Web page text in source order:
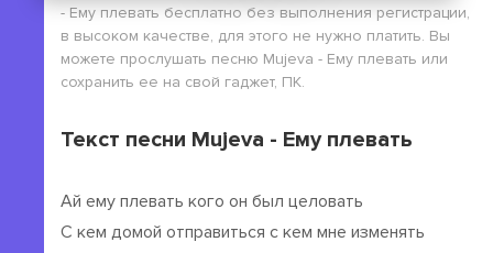
- Ему плевать бесплатно без выполнения регистрации,
в высоком качестве, для этого не нужно платить. Вы
можете прослушать песню Mujeva - Ему плевать или
сохранить ее на свой гаджет, ПК.
Текст песни Mujeva - Ему плевать
Ай ему плевать кого он был целовать
С кем домой отправиться с кем мне изменять